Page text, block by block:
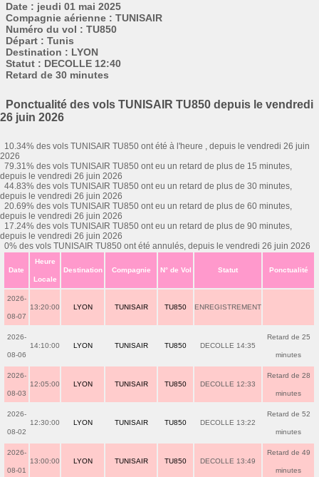
Date : jeudi 01 mai 2025
Compagnie aérienne : TUNISAIR
Numéro du vol : TU850
Départ : Tunis
Destination : LYON
Statut : DECOLLE 12:40
Retard de 30 minutes
Ponctualité des vols TUNISAIR TU850 depuis le vendredi
26 juin 2026
10.34% des vols TUNISAIR TU850 ont été à l'heure , depuis le vendredi 26 juin
2026
79.31% des vols TUNISAIR TU850 ont eu un retard de plus de 15 minutes,
depuis le vendredi 26 juin 2026
44.83% des vols TUNISAIR TU850 ont eu un retard de plus de 30 minutes,
depuis le vendredi 26 juin 2026
20.69% des vols TUNISAIR TU850 ont eu un retard de plus de 60 minutes,
depuis le vendredi 26 juin 2026
17.24% des vols TUNISAIR TU850 ont eu un retard de plus de 90 minutes,
depuis le vendredi 26 juin 2026
0% des vols TUNISAIR TU850 ont été annulés, depuis le vendredi 26 juin 2026
Date
Heure
Locale
Destination Compagnie N° de Vol Statut Ponctualité
2026-
08-07
13:20:00 LYON TUNISAIR TU850 ENREGISTREMENT
2026-
08-06
14:10:00 LYON TUNISAIR TU850 DECOLLE 14:35
Retard de 25
minutes
2026-
08-03
12:05:00 LYON TUNISAIR TU850 DECOLLE 12:33
Retard de 28
minutes
2026-
08-02
12:30:00 LYON TUNISAIR TU850 DECOLLE 13:22
Retard de 52
minutes
2026-
08-01
13:00:00 LYON TUNISAIR TU850 DECOLLE 13:49
Retard de 49
minutes